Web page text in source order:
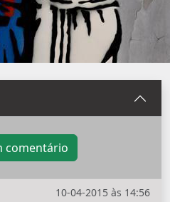
comentário
10-04-2015 às 14:56